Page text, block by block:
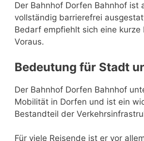
Der Bahnhof Dorfen Bahnhof ist
vollständig barrierefrei
Bedarf empfiehlt sich eine kurze
Voraus.
Bedeutung für Stadt
Der Bahnhof Dorfen Bahnhof
Mobilität in Dorfen und ist ein
Bestandteil der
Für viele Reisende ist er vor